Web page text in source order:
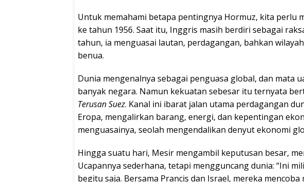
Untuk memahami betapa pentingnya Hormuz, kita perlu
ke tahun 1956. Saat itu, Inggris masih berdiri sebagai
tahun, ia menguasai lautan, perdagangan, bahkan
benua.
Dunia mengenalnya sebagai penguasa global, dan mata
banyak negara. Namun kekuatan sebesar itu ternyata
Terusan Suez. Kanal ini ibarat jalan utama perdagangan
Eropa, mengalirkan barang, energi, dan kepentingan
menguasainya, seolah mengendalikan denyut ekonomi
Hingga suatu hari, Mesir mengambil keputusan besar,
Ucapannya sederhana, tetapi mengguncang dunia: “Ini
begitu saja. Bersama Prancis dan Israel, mereka